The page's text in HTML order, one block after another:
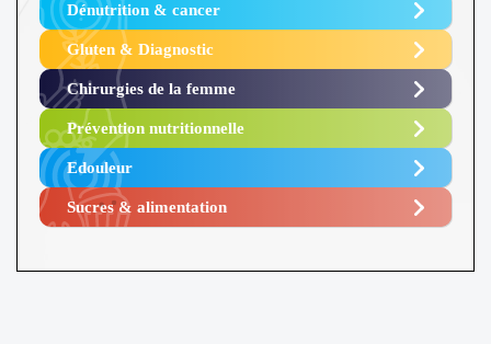
Dénutrition & cancer
Gluten & Diagnostic
Chirurgies de la femme
Prévention nutritionnelle
Edouleur​
Sucres & alimentation​